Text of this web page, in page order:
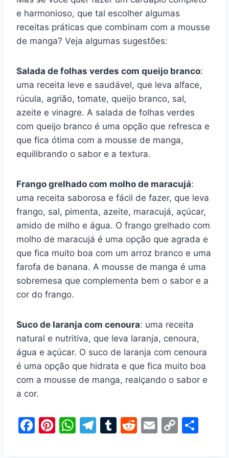
e harmonioso, que tal escolher algumas
receitas práticas que combinam com a mousse
de manga? Veja algumas sugestões:
Salada de folhas verdes com queijo branco:
uma receita leve e saudável, que leva alface,
rúcula, agrião, tomate, queijo branco, sal,
azeite e vinagre. A salada de folhas verdes
com queijo branco é uma opção que refresca e
que fica ótima com a mousse de manga,
equilibrando o sabor e a textura.
Frango grelhado com molho de maracujá:
uma receita saborosa e fácil de fazer, que leva
frango, sal, pimenta, azeite, maracujá, açúcar,
amido de milho e água. O frango grelhado com
molho de maracujá é uma opção que agrada e
que fica muito boa com um arroz branco e uma
farofa de banana. A mousse de manga é uma
sobremesa que complementa bem o sabor e a
cor do frango.
Suco de laranja com cenoura: uma receita
natural e nutritiva, que leva laranja, cenoura,
água e açúcar. O suco de laranja com cenoura
é uma opção que hidrata e que fica muito boa
com a mousse de manga, realçando o sabor e
a cor.
F
Pi W T
T
R
E
C